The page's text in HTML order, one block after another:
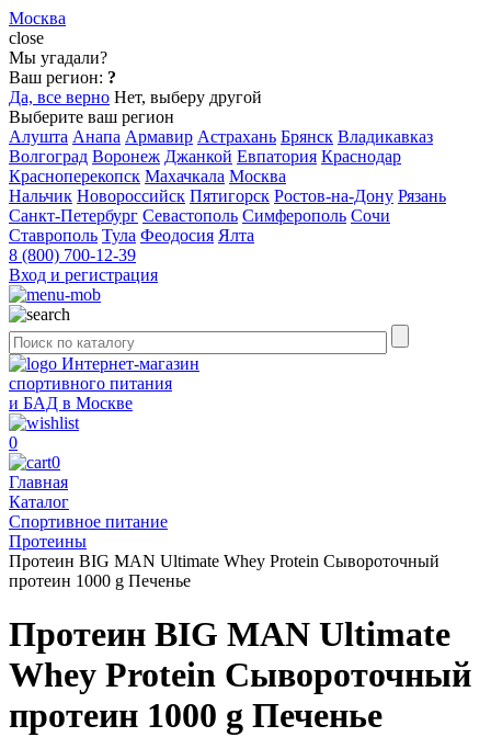
Москва
close
Мы угадали?
Ваш регион: ?
Да, все верно Нет, выберу другой
Выберите ваш регион
Алушта Анапа Армавир Астрахань Брянск Владикавказ
Волгоград Воронеж Джанкой Евпатория Краснодар
Красноперекопск Махачкала Москва
Нальчик Новороссийск Пятигорск Ростов-на-Дону Рязань
Санкт-Петербург Севастополь Симферополь Сочи
Ставрополь Тула Феодосия Ялта
8 (800) 700-12-39
Вход и регистрация
Интернет-магазин
спортивного питания
и БАД в Москве
0
0
Главная
Каталог
Спортивное питание
Протеины
Протеин BIG MAN Ultimate Whey Protein Сывороточный
протеин 1000 g Печенье
Протеин BIG MAN Ultimate
Whey Protein Сывороточный
протеин 1000 g Печенье